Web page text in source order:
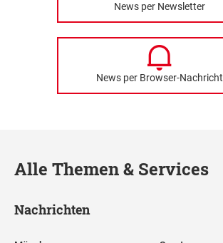
News per Newsletter
News per Browser-Nachricht
Alle Themen & Services
Nachrichten